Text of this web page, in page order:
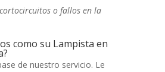
o fallos en la
como su Lampista en
de nuestro servicio. Le